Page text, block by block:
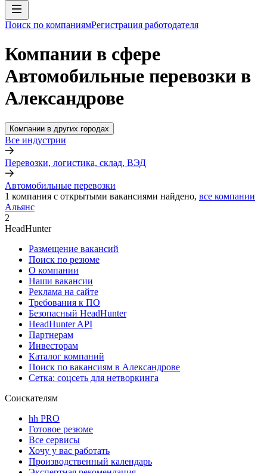
Поиск по компаниямРегистрация работодателя
Компании в сфере
Автомобильные перевозки в
Александрове
Компании в других городах
Все индустрии
Перевозки, логистика, склад, ВЭД
Автомобильные перевозки
1 компания с открытыми вакансиями найдено, все компании
Альянс
2
HeadHunter
Размещение вакансий
Поиск по резюме
О компании
Наши вакансии
Реклама на сайте
Требования к ПО
Безопасный HeadHunter
HeadHunter API
Партнерам
Инвесторам
Каталог компаний
Поиск по вакансиям в Александрове
Сетка: соцсеть для нетворкинга
Соискателям
hh PRO
Готовое резюме
Все сервисы
Хочу у вас работать
Производственный календарь